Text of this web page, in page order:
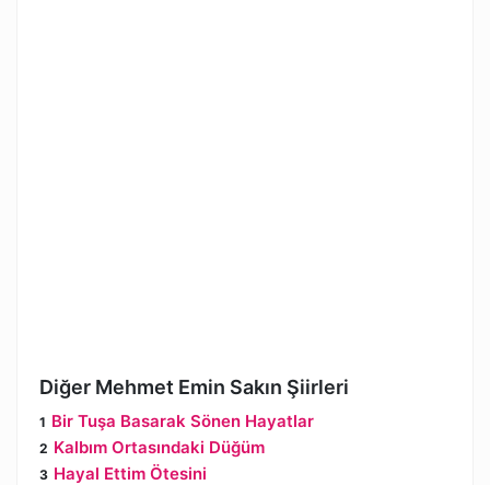
Diğer Mehmet Emin Sakın Şiirleri
Bir Tuşa Basarak Sönen Hayatlar
Kalbım Ortasındaki Düğüm
Hayal Ettim Ötesini